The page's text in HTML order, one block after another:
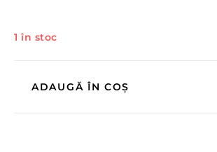
1 în stoc
ADAUGĂ ÎN COȘ